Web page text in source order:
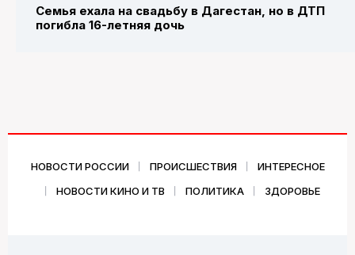
Семья ехала на свадьбу в Дагестан, но в ДТП
погибла 16-летняя дочь
НОВОСТИ РОССИИ ПРОИСШЕСТВИЯ
ИНТЕРЕСНОЕ
НОВОСТИ КИНО И ТВ
ПОЛИТИКА ЗДОРОВЬЕ